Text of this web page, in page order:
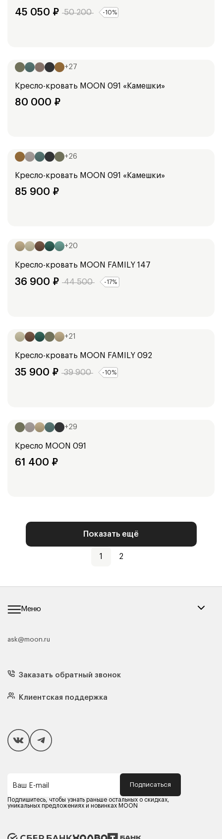
45 050 ₽ 50 200 -10%
+27
Кресло-кровать MOON 091 «Камешки»
80 000 ₽
+26
Кресло-кровать MOON 091 «Камешки»
85 900 ₽
+20
Кресло-кровать MOON FAMILY 147
36 900 ₽ 44 500 -17%
+21
Кресло-кровать MOON FAMILY 092
35 900 ₽ 39 900 -10%
+29
Кресло MOON 091
61 400 ₽
Показать ещё
1 2
Меню
Каталог мебели
Кресла
Матрасы
Подушки
Чехлы и наматрасники
Покупателям
Способы оплаты
Компания MOON
Оферта
Политика конфиденциальности
Карьера в MOON
ask@moon.ru
Заказать обратный звонок
Клиентская поддержка
Ваш E-mail Подписаться
Подпишитесь, чтобы узнать раньше остальных о скидках,
уникальных предложениях и новинках MOON